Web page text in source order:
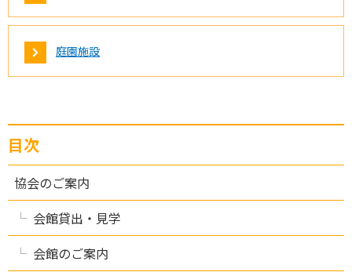
庭園施設
目次
協会のご案内
会館貸出・見学
会館のご案内